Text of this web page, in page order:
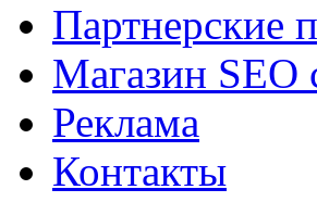
Партнерские
Магазин SEO
Реклама
Контакты